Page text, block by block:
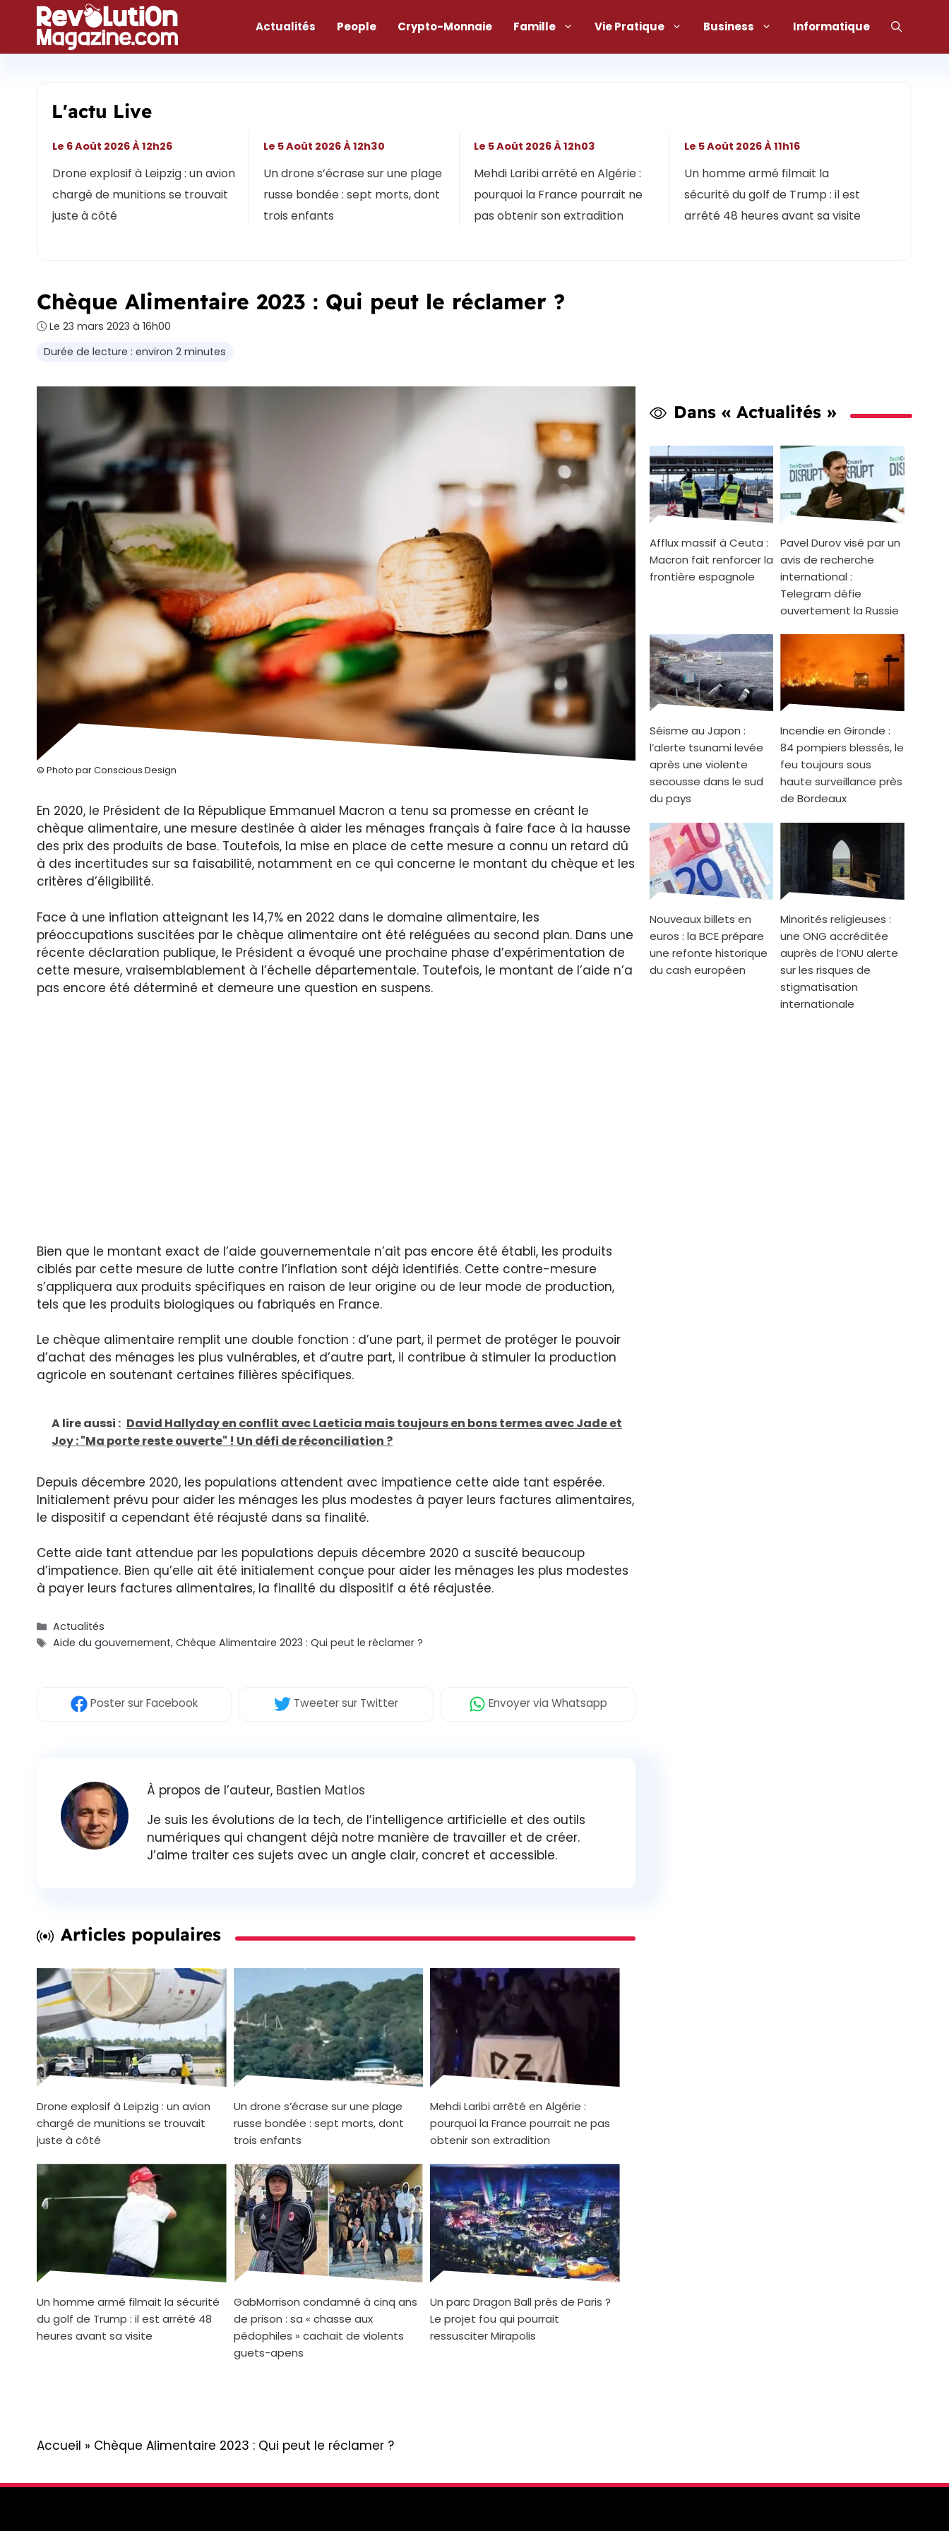
contenu
Actualités People Crypto-Monnaie Famille Vie Pratique Business Informatique
L'actu Live
Drone explosif à Leipzig : un avion
chargé de munitions se trouvait
juste à côté
Le 6 Août 2026 À 12h26
Un drone s’écrase sur une plage
russe bondée : sept morts, dont
trois enfants
Le 5 Août 2026 À 12h30
Mehdi Laribi arrêté en Algérie :
pourquoi la France pourrait ne
pas obtenir son extradition
Le 5 Août 2026 À 12h03
Un homme armé filmait la
sécurité du golf de Trump : il est
arrêté 48 heures avant sa visite
Le 5 Août 2026 À 11h16
Chèque Alimentaire 2023 : Qui peut le réclamer ?
Le 23 mars 2023 à 16h00
Durée de lecture : environ 2 minutes
© Photo par Conscious Design
En 2020, le Président de la République Emmanuel Macron a tenu sa promesse en créant le
chèque alimentaire, une mesure destinée à aider les ménages français à faire face à la hausse
des prix des produits de base. Toutefois, la mise en place de cette mesure a connu un retard dû
à des incertitudes sur sa faisabilité, notamment en ce qui concerne le montant du chèque et les
critères d’éligibilité.
Face à une inflation atteignant les 14,7% en 2022 dans le domaine alimentaire, les
préoccupations suscitées par le chèque alimentaire ont été reléguées au second plan. Dans une
récente déclaration publique, le Président a évoqué une prochaine phase d’expérimentation de
cette mesure, vraisemblablement à l’échelle départementale. Toutefois, le montant de l’aide n’a
pas encore été déterminé et demeure une question en suspens.
Bien que le montant exact de l’aide gouvernementale n’ait pas encore été établi, les produits
ciblés par cette mesure de lutte contre l’inflation sont déjà identifiés. Cette contre-mesure
s’appliquera aux produits spécifiques en raison de leur origine ou de leur mode de production,
tels que les produits biologiques ou fabriqués en France.
Le chèque alimentaire remplit une double fonction : d’une part, il permet de protéger le pouvoir
d’achat des ménages les plus vulnérables, et d’autre part, il contribue à stimuler la production
agricole en soutenant certaines filières spécifiques.
A lire aussi : David Hallyday en conflit avec Laeticia mais toujours en bons termes avec Jade et
Joy : "Ma porte reste ouverte" ! Un défi de réconciliation ?
Depuis décembre 2020, les populations attendent avec impatience cette aide tant espérée.
Initialement prévu pour aider les ménages les plus modestes à payer leurs factures alimentaires,
le dispositif a cependant été réajusté dans sa finalité.
Cette aide tant attendue par les populations depuis décembre 2020 a suscité beaucoup
d’impatience. Bien qu’elle ait été initialement conçue pour aider les ménages les plus modestes
à payer leurs factures alimentaires, la finalité du dispositif a été réajustée.
Catégories
Actualités
Étiquettes
Aide du gouvernement,Chèque Alimentaire 2023 : Qui peut le réclamer ?
Postersur Facebook Tweetersur Twitter Envoyervia Whatsapp
À propos de l’auteur, Bastien Matios
Je suis les évolutions de la tech, de l’intelligence artificielle et des outils
numériques qui changent déjà notre manière de travailler et de créer.
J’aime traiter ces sujets avec un angle clair, concret et accessible.
Articles populaires
Drone explosif à Leipzig : un avion
chargé de munitions se trouvait
juste à côté
Un drone s’écrase sur une plage
russe bondée : sept morts, dont
trois enfants
Mehdi Laribi arrêté en Algérie :
pourquoi la France pourrait ne pas
obtenir son extradition
Un homme armé filmait la sécurité
du golf de Trump : il est arrêté 48
heures avant sa visite
GabMorrison condamné à cinq ans
de prison : sa « chasse aux
pédophiles » cachait de violents
guets-apens
Un parc Dragon Ball près de Paris ?
Le projet fou qui pourrait
ressusciter Mirapolis
Dans « Actualités »
Afflux massif à Ceuta :
Macron fait renforcer la
frontière espagnole
Pavel Durov visé par un
avis de recherche
international :
Telegram défie
ouvertement la Russie
Séisme au Japon :
l’alerte tsunami levée
après une violente
secousse dans le sud
du pays
Incendie en Gironde :
84 pompiers blessés, le
feu toujours sous
haute surveillance près
de Bordeaux
Nouveaux billets en
euros : la BCE prépare
une refonte historique
du cash européen
Minorités religieuses :
une ONG accréditée
auprès de l’ONU alerte
sur les risques de
stigmatisation
internationale
Accueil » Chèque Alimentaire 2023 : Qui peut le réclamer ?